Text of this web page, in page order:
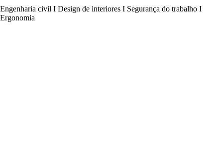
Engenharia civil I Design de interiores I Segurança do trabalho I
Ergonomia